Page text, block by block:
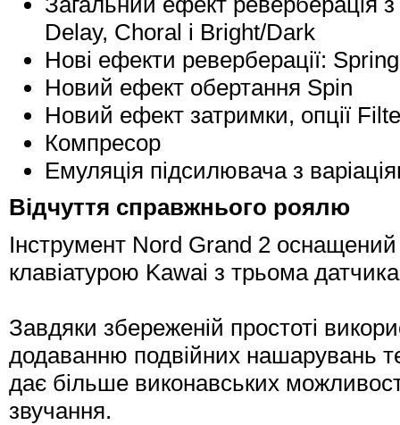
Delay, Choral і Bright/Dark
Нові ефекти реверберації:
Новий ефект обертання Spin
Новий ефект затримки, опції
Компресор
Емуляція підсилювача з
Відчуття справжнього роялю
Інструмент Nord Grand 2
клавіатурою Kawai з трьома
Завдяки збереженій простоті
додаванню подвійних нашарувань
дає більше виконавських
звучання.